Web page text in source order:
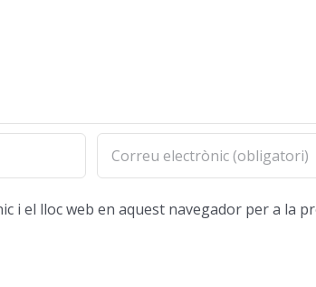
i el lloc web en aquest navegador per a la